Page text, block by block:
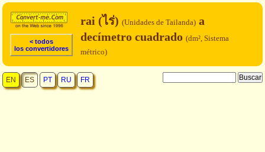
< todos
los convertidores
rai (ไร่) (Unidades de Tailanda) a
decímetro cuadrado (dm², Sistema
métrico)
EN ES PT RU FR